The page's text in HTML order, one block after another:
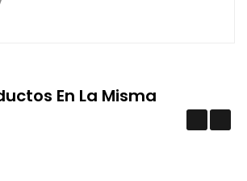
En La Misma